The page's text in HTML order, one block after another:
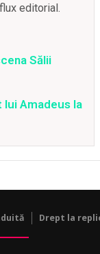
editorial.
Sălii
lui Amadeus la
Drept la